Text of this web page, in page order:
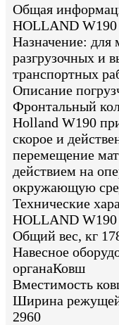
Общая
HOLLAND W190
Назначение: для
разгрузочных и
транспортных
Описание
Фронтальный
Holland W190
скорое и
перемещение
действием на
окружающую
Технические
HOLLAND W190
Общий вес, кг
Навесное
органаКовш
Вместимость
Ширина
2960